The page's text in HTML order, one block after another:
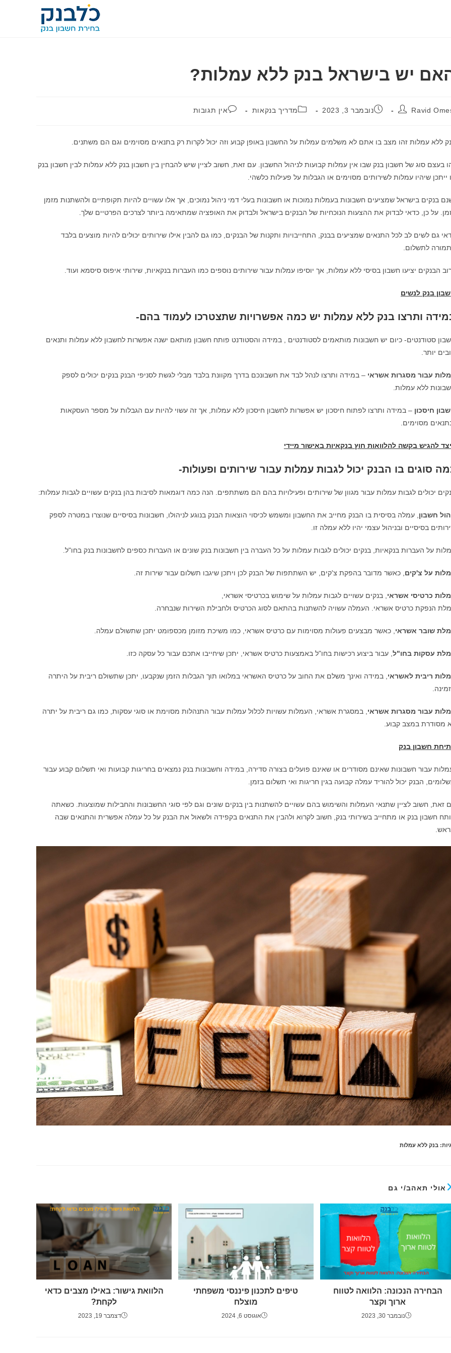
יש בישראל בנק ללא עמלות?
Ravid פורסם: נובמבר 3, 2023 קטגוריה: מדריך בנקאותתגובות: אין תגובות
ללא עמלות זהו מצב בו אתם לא משלמים עמלות על החשבון באופן קבוע וזה יכול לקרות רק בתנאים מסוימים וגם הם משתנים.
בעצם סוג של חשבון בנק שבו אין עמלות קבועות לניהול החשבון. עם זאת, חשוב לציין שיש להבחין בין חשבון בנק ללא עמלות לבין חשבון בנק
ייתכן שיהיו עמלות לשירותים מסוימים או הגבלות על פעילות כלשהי.
בנקים בישראל שמציעים חשבונות בעמלות נמוכות או חשבונות בעלי דמי ניהול נמוכים, אך אלו עשויים להיות תקופתיים ולהשתנות מזמן
על כן, כדאי לבדוק את ההצעות הנוכחיות של הבנקים בישראל ולבדוק את האופציה שמתאימה ביותר לצרכים הפרטיים שלך.
גם לשים לב לכל התנאים שמציעים בבנק, התחייבויות ותקנות של הבנקים, כמו גם להבין אילו שירותים יכולים להיות מוצעים בלבד
לתשלום.
הבנקים יציעו חשבון בסיסי ללא עמלות, אך יוסיפו עמלות עבור שירותים נוספים כמו העברות בנקאיות, שירותי איפוס סיסמא ועוד.
בנק לנשים
ותרצו בנק ללא עמלות יש כמה אפשרויות שתצטרכו לעמוד בהם-
סטודנטים- כיום יש חשבונות מותאמים לסטודנטים , במידה והסטודנט פותח חשבון מותאם ישנה אפשרות לחשבון ללא עמלות ותנאים
יותר.
עבור מסגרות אשראי – במידה ותרצו לנהל לבד את חשבונכם בדרך מקוונת בלבד מבלי לגשת לסניפי הבנק בנקים יכולים לספק
ללא עמלות.
חיסכון – במידה ותרצו לפתוח חיסכון יש אפשרות לחשבון חיסכון ללא עמלות, אך זה עשוי להיות עם הגבלות על מספר העסקאות
מסוימים.
להגיש בקשה להלוואות חוץ בנקאיות באישור מיידי
סוגים בו הבנק יכול לגבות עמלות עבור שירותים ופעולות-
יכולים לגבות עמלות עבור מגוון של שירותים ופעילויות בהם הם משתתפים. הנה כמה דוגמאות לסיבות בהן בנקים עשויים לגבות עמלות:
חשבון , עמלה בסיסית בו הבנק מחייב את החשבון ומשמש לכיסוי הוצאות הבנק בנוגע לניהולו, חשבונות בסיסיים שנוצרו במטרה לספק
בסיסיים ובניהול עצמי יהיו ללא עמלה זו.
על העברות בנקאיות, בנקים יכולים לגבות עמלות על כל העברה בין חשבונות בנק שונים או העברות כספים לחשבונות בנק בחו"ל.
על צ'קים , כאשר מדובר בהפקת צ'קים, יש השתתפות של הבנק לכן ויתכן שיגבו תשלום עבור שירות זה.
כרטיסי אשראי , בנקים עשויים לגבות עמלות על שימוש בכרטיסי אשראי,
הנפקת כרטיס אשראי. העמלה עשויה להשתנות בהתאם לסוג הכרטיס ולחבילת השירות שנבחרה.
שובר אשראי , כאשר מבצעים פעולות מסוימות עם כרטיס אשראי, כמו משיכת מזומן מכספומט יתכן שתשולם עמלה.
עסקות בחו"ל , עבור ביצוע רכישות בחו"ל באמצעות כרטיס אשראי, יתכן שיחייבו אתכם עבור כל עסקה כזו.
ריבית לאשראי , במידה ואינך משלם את החוב על כרטיס האשראי במלואו תוך הגבלות הזמן שנקבעו, יתכן שתשולם ריבית על היתרה
עבור מסגרות אשראי , במסגרת אשראי, העמלות עשויות לכלול עמלות עבור התנהלות מסוימת או סוגי עסקות, כמו גם ריבית על יתרה
מסודרת במצב קבוע.
חשבון בנק
עבור חשבונות שאינם מסודרים או שאינם פועלים בצורה סדירה, במידה וחשבונות בנק נמצאים בחריגות קבועות ואי תשלום קבוע עבור
הבנק יכול להוריד עמלה קבועה בגין חריגות ואי תשלום בזמן.
זאת, חשוב לציין שתנאי העמלות והשימוש בהם עשויים להשתנות בין בנקים שונים וגם לפי סוגי החשבונות והחבילות שמוצעות. כשאתה
חשבון בנק או מתחייב בשירותי בנק, חשוב לקרוא ולהבין את התנאים בקפידה ולשאול את הבנק על כל עמלה אפשרית והתנאים שבה
: בנק ללא עמלות
אולי תאהב/י גם
הלוואת גישור: באילו מצבים כדאי
לקחת?
דצמבר 19, 2023
טיפים לתכנון פיננסי משפחתי
מוצלח
אוגוסט 6, 2024
הבחירה הנכונה: הלוואה לטווח
ארוך וקצר
נובמבר 30, 2023